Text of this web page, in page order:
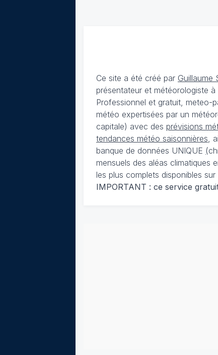
Ce site a été créé par Guillaume
présentateur et météorologiste
Professionnel et gratuit, meteo-
météo expertisées par un
capitale) avec des prévisions
tendances météo saisonnières ,
banque de données UNIQUE (
mensuels des aléas climatiques
les plus complets disponibles sur
IMPORTANT : ce service